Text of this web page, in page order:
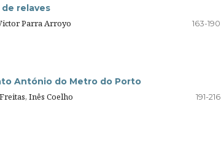
relaves
Parra Arroyo
163-190
António do Metro do Porto
Inês Coelho
191-216